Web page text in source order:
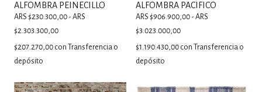
ALFOMBRA PEINECILLO
ARS $230.300,00 - ARS
$2.303.300,00
$207.270,00 con
Transferencia o
depósito
ALFOMBRA PACÍFICO
ARS $906.900,00 - ARS
$3.023.000,00
$1.190.430,00 con
Transferencia o
depósito